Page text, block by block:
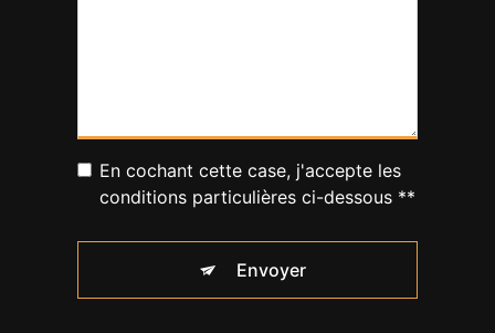
En cochant cette case, j'accepte les
conditions particulières ci-dessous **
Envoyer